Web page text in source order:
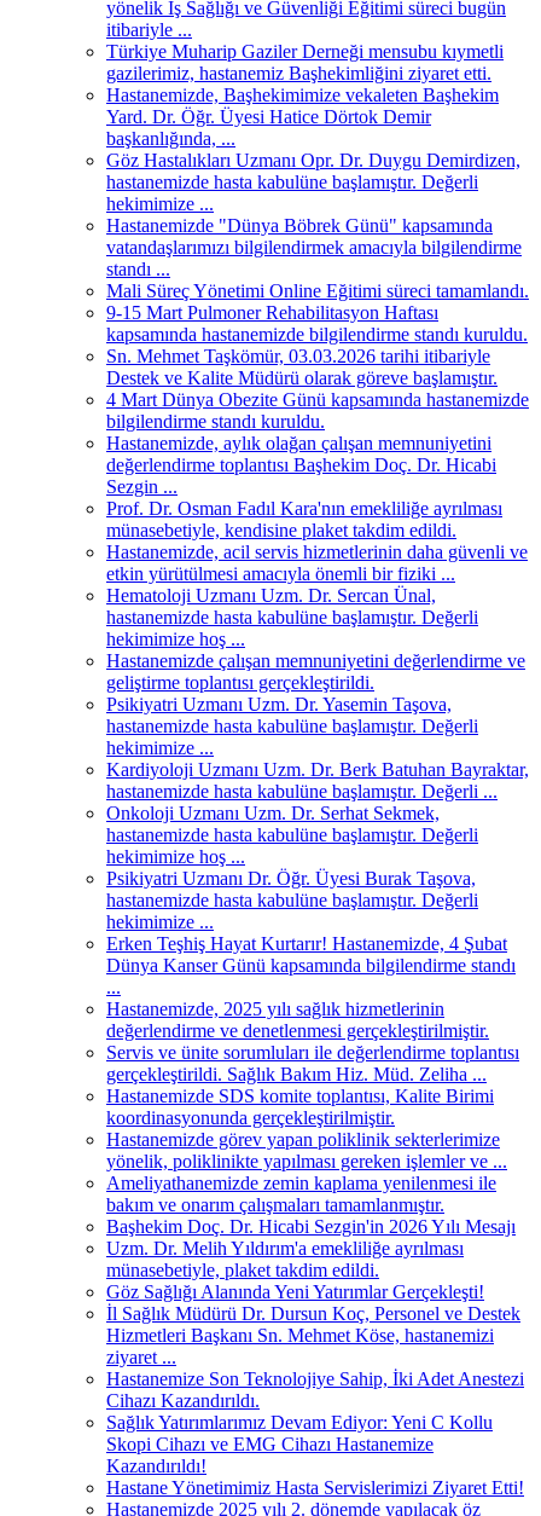
yönelik İş Sağlığı ve Güvenliği Eğitimi süreci bugün
itibariyle ...
Türkiye Muharip Gaziler Derneği mensubu kıymetli
gazilerimiz, hastanemiz Başhekimliğini ziyaret etti.
Hastanemizde, Başhekimimize vekaleten Başhekim
Yard. Dr. Öğr. Üyesi Hatice Dörtok Demir
başkanlığında, ...
Göz Hastalıkları Uzmanı Opr. Dr. Duygu Demirdizen,
hastanemizde hasta kabulüne başlamıştır. Değerli
hekimimize ...
Hastanemizde "Dünya Böbrek Günü" kapsamında
vatandaşlarımızı bilgilendirmek amacıyla bilgilendirme
standı ...
Mali Süreç Yönetimi Online Eğitimi süreci tamamlandı.
9-15 Mart Pulmoner Rehabilitasyon Haftası
kapsamında hastanemizde bilgilendirme standı kuruldu.
Sn. Mehmet Taşkömür, 03.03.2026 tarihi itibariyle
Destek ve Kalite Müdürü olarak göreve başlamıştır.
4 Mart Dünya Obezite Günü kapsamında hastanemizde
bilgilendirme standı kuruldu.
Hastanemizde, aylık olağan çalışan memnuniyetini
değerlendirme toplantısı Başhekim Doç. Dr. Hicabi
Sezgin ...
Prof. Dr. Osman Fadıl Kara'nın emekliliğe ayrılması
münasebetiyle, kendisine plaket takdim edildi.
Hastanemizde, acil servis hizmetlerinin daha güvenli ve
etkin yürütülmesi amacıyla önemli bir fiziki ...
Hematoloji Uzmanı Uzm. Dr. Sercan Ünal,
hastanemizde hasta kabulüne başlamıştır. Değerli
hekimimize hoş ...
Hastanemizde çalışan memnuniyetini değerlendirme ve
geliştirme toplantısı gerçekleştirildi.
Psikiyatri Uzmanı Uzm. Dr. Yasemin Taşova,
hastanemizde hasta kabulüne başlamıştır. Değerli
hekimimize ...
Kardiyoloji Uzmanı Uzm. Dr. Berk Batuhan Bayraktar,
hastanemizde hasta kabulüne başlamıştır. Değerli ...
Onkoloji Uzmanı Uzm. Dr. Serhat Sekmek,
hastanemizde hasta kabulüne başlamıştır. Değerli
hekimimize hoş ...
Psikiyatri Uzmanı Dr. Öğr. Üyesi Burak Taşova,
hastanemizde hasta kabulüne başlamıştır. Değerli
hekimimize ...
Erken Teşhiş Hayat Kurtarır! Hastanemizde, 4 Şubat
Dünya Kanser Günü kapsamında bilgilendirme standı
...
Hastanemizde, 2025 yılı sağlık hizmetlerinin
değerlendirme ve denetlenmesi gerçekleştirilmiştir.
Servis ve ünite sorumluları ile değerlendirme toplantısı
gerçekleştirildi. Sağlık Bakım Hiz. Müd. Zeliha ...
Hastanemizde SDS komite toplantısı, Kalite Birimi
koordinasyonunda gerçekleştirilmiştir.
Hastanemizde görev yapan poliklinik sekterlerimize
yönelik, poliklinikte yapılması gereken işlemler ve ...
Ameliyathanemizde zemin kaplama yenilenmesi ile
bakım ve onarım çalışmaları tamamlanmıştır.
Başhekim Doç. Dr. Hicabi Sezgin'in 2026 Yılı Mesajı
Uzm. Dr. Melih Yıldırım'a emekliliğe ayrılması
münasebetiyle, plaket takdim edildi.
Göz Sağlığı Alanında Yeni Yatırımlar Gerçekleşti!
İl Sağlık Müdürü Dr. Dursun Koç, Personel ve Destek
Hizmetleri Başkanı Sn. Mehmet Köse, hastanemizi
ziyaret ...
Hastanemize Son Teknolojiye Sahip, İki Adet Anestezi
Cihazı Kazandırıldı.
Sağlık Yatırımlarımız Devam Ediyor: Yeni C Kollu
Skopi Cihazı ve EMG Cihazı Hastanemize
Kazandırıldı!
Hastane Yönetimimiz Hasta Servislerimizi Ziyaret Etti!
Hastanemizde 2025 yılı 2. dönemde yapılacak öz